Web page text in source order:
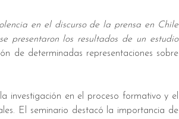
en el discurso de la prensa en Chile
presentaron los resultados de un estudio
de determinadas representaciones sobre
investigación en el proceso formativo y el
El seminario destacó la importancia de